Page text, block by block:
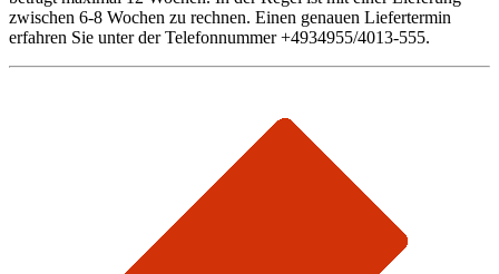
zwischen 6-8 Wochen zu rechnen. Einen genauen Liefertermin
erfahren Sie unter der Telefonnummer +4934955/4013-555.